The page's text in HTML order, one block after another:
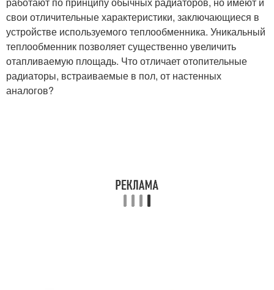
свои отличительные характеристики, заключающиеся в
устройстве используемого теплообменника. Уникальный
теплообменник позволяет существенно увеличить
отапливаемую площадь. Что отличает отопительные
радиаторы, встраиваемые в пол, от настенных
аналогов?